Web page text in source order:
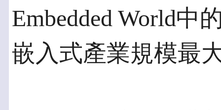
Embedded World中
嵌入式產業規模最